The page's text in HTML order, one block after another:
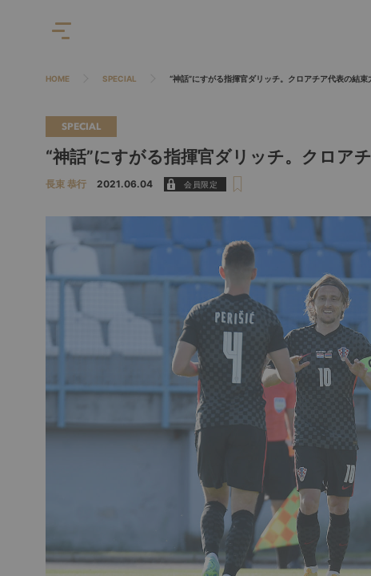
HOME SPECIAL “神話”にすがる指揮官ダリッチ。クロアチア代表の結束
SPECIAL
“神話”にすがる指揮官ダリッチ。クロア
長束 恭行 2021.06.04